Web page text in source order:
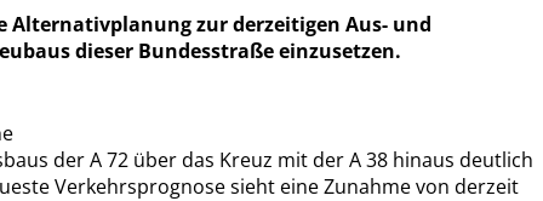
Alternativplanung zur derzeitigen Aus- und
dieser Bundesstraße einzusetzen.
der A 72 über das Kreuz mit der A 38 hinaus deutlich
Verkehrsprognose sieht eine Zunahme von derzeit